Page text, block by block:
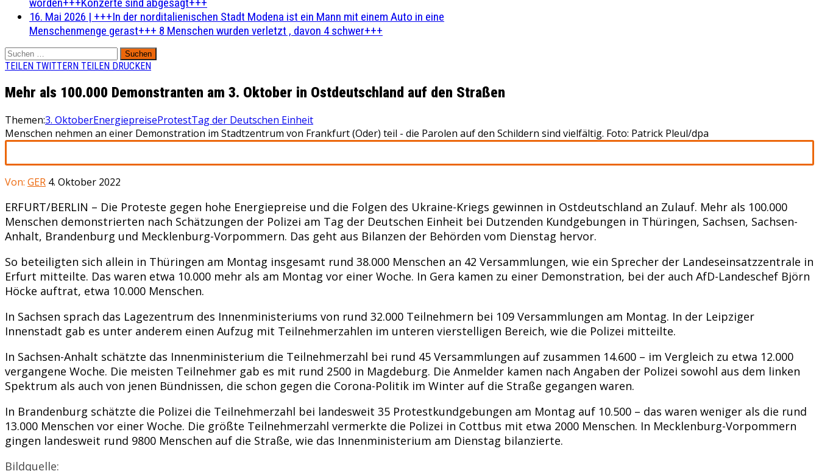
16. Mai 2026 | +++In der norditalienischen Stadt Modena ist ein Mann mit einem Auto in eine
Menschenmenge gerast+++ 8 Menschen wurden verletzt , davon 4 schwer+++
Suchen
nach:
TEILEN TWITTERN TEILEN DRUCKEN
Mehr als 100.000 Demonstranten am 3. Oktober in Ostdeutschland auf den Straßen
Themen:3. OktoberEnergiepreiseProtestTag der Deutschen Einheit
Menschen nehmen an einer Demonstration im Stadtzentrum von Frankfurt (Oder) teil - die Parolen auf den Schildern sind vielfältig. Foto: Patrick Pleul/dpa
Von: GER 4. Oktober 2022
ERFURT/BERLIN – Die Proteste gegen hohe Energiepreise und die Folgen des Ukraine-Kriegs gewinnen in Ostdeutschland an Zulauf. Mehr als 100.000
Menschen demonstrierten nach Schätzungen der Polizei am Tag der Deutschen Einheit bei Dutzenden Kundgebungen in Thüringen, Sachsen, Sachsen-
Anhalt, Brandenburg und Mecklenburg-Vorpommern. Das geht aus Bilanzen der Behörden vom Dienstag hervor.
So beteiligten sich allein in Thüringen am Montag insgesamt rund 38.000 Menschen an 42 Versammlungen, wie ein Sprecher der Landeseinsatzzentrale in
Erfurt mitteilte. Das waren etwa 10.000 mehr als am Montag vor einer Woche. In Gera kamen zu einer Demonstration, bei der auch AfD-Landeschef Björn
Höcke auftrat, etwa 10.000 Menschen.
In Sachsen sprach das Lagezentrum des Innenministeriums von rund 32.000 Teilnehmern bei 109 Versammlungen am Montag. In der Leipziger
Innenstadt gab es unter anderem einen Aufzug mit Teilnehmerzahlen im unteren vierstelligen Bereich, wie die Polizei mitteilte.
In Sachsen-Anhalt schätzte das Innenministerium die Teilnehmerzahl bei rund 45 Versammlungen auf zusammen 14.600 – im Vergleich zu etwa 12.000
vergangene Woche. Die meisten Teilnehmer gab es mit rund 2500 in Magdeburg. Die Anmelder kamen nach Angaben der Polizei sowohl aus dem linken
Spektrum als auch von jenen Bündnissen, die schon gegen die Corona-Politik im Winter auf die Straße gegangen waren.
In Brandenburg schätzte die Polizei die Teilnehmerzahl bei landesweit 35 Protestkundgebungen am Montag auf 10.500 – das waren weniger als die rund
13.000 Menschen vor einer Woche. Die größte Teilnehmerzahl vermerkte die Polizei in Cottbus mit etwa 2000 Menschen. In Mecklenburg-Vorpommern
gingen landesweit rund 9800 Menschen auf die Straße, wie das Innenministerium am Dienstag bilanzierte.
Bildquelle: